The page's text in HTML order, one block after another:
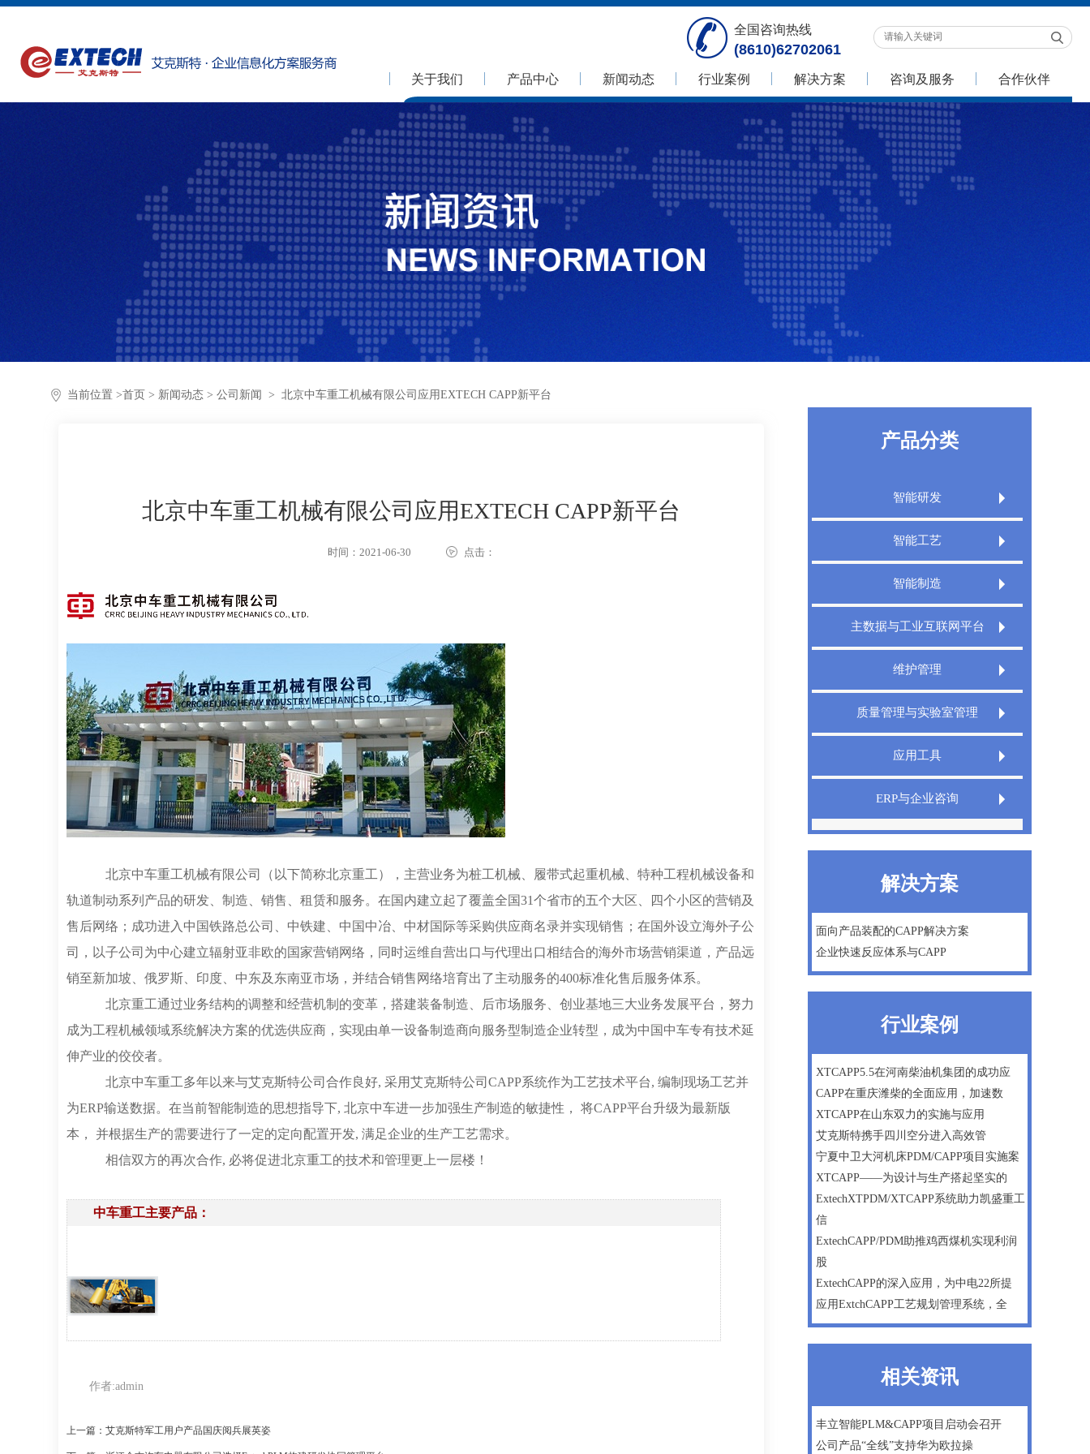
全国咨询热线
(8610)62702061
关于我们 产品中心 新闻动态 行业案例 解决方案 咨询及服务 合作伙伴
当前位置 >首页 > 新闻动态 > 公司新闻 > 北京中车重工机械有限公司应用EXTECH CAPP新平台
北京中车重工机械有限公司应用EXTECH CAPP新平台
时间：2021-06-30 点击：
北京中车重工机械有限公司（以下简称北京重工），主营业务为桩工机械、履带式起重机械、特种工程机械设备和
轨道制动系列产品的研发、制造、销售、租赁和服务。在国内建立起了覆盖全国31个省市的五个大区、四个小区的营销及
售后网络；成功进入中国铁路总公司、中铁建、中国中冶、中材国际等采购供应商名录并实现销售；在国外设立海外子公
司，以子公司为中心建立辐射亚非欧的国家营销网络，同时运维自营出口与代理出口相结合的海外市场营销渠道，产品远
销至新加坡、俄罗斯、印度、中东及东南亚市场，并结合销售网络培育出了主动服务的400标准化售后服务体系。
北京重工通过业务结构的调整和经营机制的变革，搭建装备制造、后市场服务、创业基地三大业务发展平台，努力
成为工程机械领域系统解决方案的优选供应商，实现由单一设备制造商向服务型制造企业转型，成为中国中车专有技术延
伸产业的佼佼者。
北京中车重工多年以来与艾克斯特公司合作良好, 采用艾克斯特公司CAPP系统作为工艺技术平台, 编制现场工艺并
为ERP输送数据。在当前智能制造的思想指导下, 北京中车进一步加强生产制造的敏捷性， 将CAPP平台升级为最新版
本， 并根据生产的需要进行了一定的定向配置开发, 满足企业的生产工艺需求。
相信双方的再次合作, 必将促进北京重工的技术和管理更上一层楼！
中车重工主要产品：
作者:admin
上一篇：艾克斯特军工用户产品国庆阅兵展英姿
产品分类
智能研发
Extech PLM产品生命周期管理系统
Extech PLM项目管理系统
XT PDM产品数据管理系统
智能工艺
Extech CAPP工艺规划管理系统
Extech 3DCAPP三维工艺
智能制造
Extech MES精益制造规划执行系统
Extech TMS刀具管理系统
主数据与工业互联网平台
Extech DigitalWorks Foundation数字工厂
工业互联网平台
Extech MDM主数据管理系统
维护管理
Extech MRO数字化维修解决方案
质量管理与实验室管理
Extech LIMS实验室信息管理系统
Extech QMS产品质量管理系统
应用工具
Extech TeamDesigner设计之星
XT InfoShield电子信息防护盾
ERP与企业咨询
IPD管理咨询
微软Dynamics AX ERP一体化方案
数字化工厂建设咨询
企业战略及管理咨询
解决方案
面向产品装配的CAPP解决方案
企业快速反应体系与CAPP
行业案例
XTCAPP5.5在河南柴油机集团的成功应
CAPP在重庆潍柴的全面应用，加速数
XTCAPP在山东双力的实施与应用
艾克斯特携手四川空分进入高效管
宁夏中卫大河机床PDM/CAPP项目实施案
XTCAPP——为设计与生产搭起坚实的
ExtechXTPDM/XTCAPP系统助力凯盛重工
信
ExtechCAPP/PDM助推鸡西煤机实现利润
股
ExtechCAPP的深入应用，为中电22所提
应用ExtchCAPP工艺规划管理系统，全
相关资讯
丰立智能PLM&CAPP项目启动会召开
公司产品“全线”支持华为欧拉操